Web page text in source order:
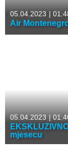
05.04.2023 |
Air
05.04.2023 |
mjesecu